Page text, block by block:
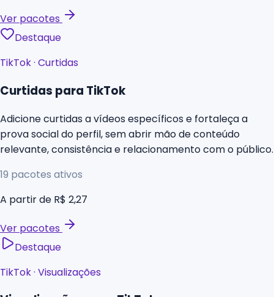
Ver pacotes
Destaque
TikTok· Curtidas
Curtidas para TikTok
Adicione curtidas a vídeos específicos e fortaleça a
prova social do perfil, sem abrir mão de conteúdo
relevante, consistência e relacionamento com o público.
19 pacotes ativos
A partir de R$ 2,27
Ver pacotes
Destaque
TikTok· Visualizações